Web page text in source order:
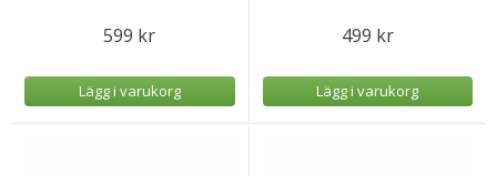
599 kr
Lägg i varukorg
499 kr
Lägg i varukorg